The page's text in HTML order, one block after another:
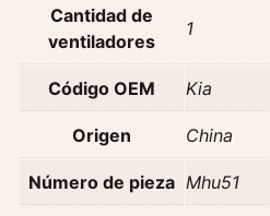
n
o
Cantidad de
ventiladores
1
Código OEM Kia
Origen China
Número de pieza Mhu51